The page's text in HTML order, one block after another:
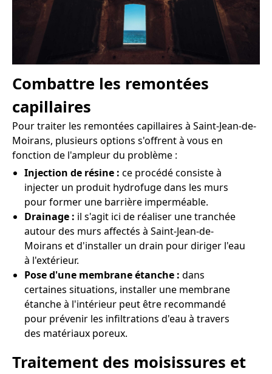
Combattre les remontées
capillaires
Pour traiter les remontées capillaires à Saint-Jean-de-
Moirans, plusieurs options s'offrent à vous en
fonction de l'ampleur du problème :
Injection de résine : ce procédé consiste à
injecter un produit hydrofuge dans les murs
pour former une barrière imperméable.
Drainage : il s'agit ici de réaliser une tranchée
autour des murs affectés à Saint-Jean-de-
Moirans et d'installer un drain pour diriger l'eau
à l'extérieur.
Pose d'une membrane étanche : dans
certaines situations, installer une membrane
étanche à l'intérieur peut être recommandé
pour prévenir les infiltrations d'eau à travers
des matériaux poreux.
Traitement des moisissures et